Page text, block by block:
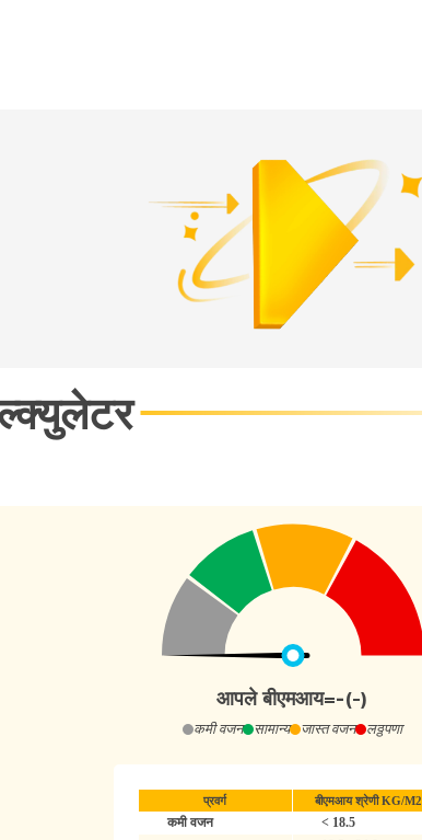
आपले बीएमआय=-(-)
कमी वजन सामान्य जास्त वजन लठ्ठपणा
प्रवर्ग बीएमआय श्रेणी KG/M2
कमी वजन
< 18.5